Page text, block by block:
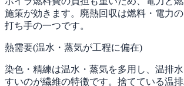
施策が効きます。廃熱回収は燃料・電力
打ち手の一つです。
熱需要(温水・蒸気が工程に偏在)
染色・精練は温水・蒸気を多用し、温排
すいのが繊維の特徴です。捨てている温